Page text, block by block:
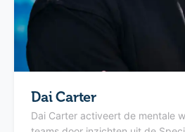
Dai Carter
Dai Carter activeert de mentale